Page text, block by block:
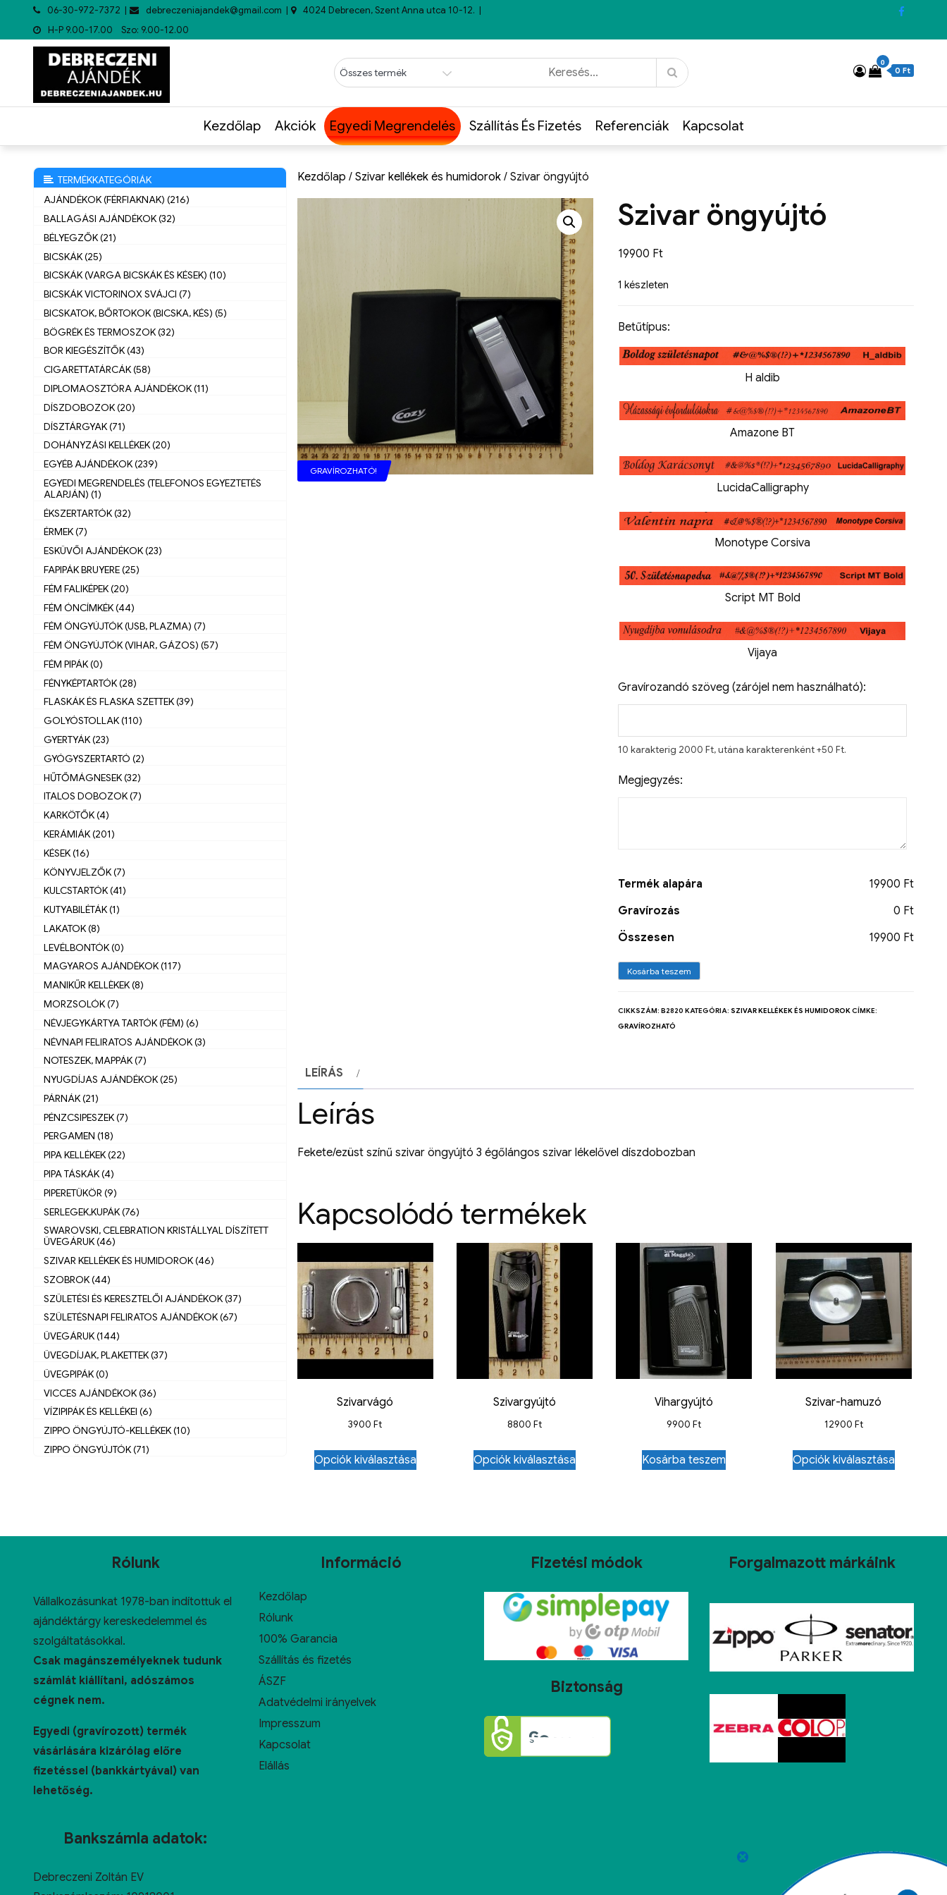
06-30-972-7372 debreczeniajandek@gmail.com
4024 Debrecen, Szent Anna utca 10-12.
H-P 9.00-17.00 Szo: 9.00-12.00
0
0 Ft
Kezdőlap Akciók Egyedi Megrendelés Szállítás És Fizetés Referenciák Kapcsolat
Kezdőlap / Szivar kellékek és humidorok / Szivar öngyújtó
GRAVÍROZHATÓ!
Szivar öngyújtó
19900 Ft
1 készleten
Betűtípus:
H aldib
Amazone BT
LucidaCalligraphy
Monotype Corsiva
Script MT Bold
Vijaya
Gravírozandó szöveg (zárójel nem használható):
10 karakterig 2000 Ft, utána karakterenként +50 Ft.
Megjegyzés:
Termék alapára
19900 Ft
Gravírozás
0 Ft
Összesen
19900 Ft
Kosárba teszem
CIKKSZÁM: B2820 KATEGÓRIA: SZIVAR KELLÉKEK ÉS HUMIDOROKCÍMKE:
GRAVÍROZHATÓ
LEÍRÁS
Leírás
Fekete/ezüst színű szivar öngyújtó 3 égőlángos szivar lékelővel díszdobozban
Kapcsolódó termékek
Szivarvágó
3900Ft
Opciók kiválasztása
Szivargyújtó
8800Ft
Opciók kiválasztása
Vihargyújtó
9900Ft
Kosárba teszem
Szivar-hamuzó
12900 Ft
Opciók kiválasztása
TERMÉKKATEGÓRIÁK
AJÁNDÉKOK (FÉRFIAKNAK) (216)
BALLAGÁSI AJÁNDÉKOK (32)
BÉLYEGZŐK (21)
BICSKÁK (25)
BICSKÁK (VARGA BICSKÁK ÉS KÉSEK) (10)
BICSKÁK VICTORINOX SVÁJCI (7)
BICSKATOK, BŐRTOKOK (BICSKA, KÉS) (5)
BÖGRÉK ÉS TERMOSZOK (32)
BOR KIEGÉSZÍTŐK (43)
CIGARETTATÁRCÁK (58)
DIPLOMAOSZTÓRA AJÁNDÉKOK (11)
DÍSZDOBOZOK (20)
DÍSZTÁRGYAK (71)
DOHÁNYZÁSI KELLÉKEK (20)
EGYÉB AJÁNDÉKOK (239)
EGYEDI MEGRENDELÉS (TELEFONOS EGYEZTETÉS
ALAPJÁN) (1)
ÉKSZERTARTÓK (32)
ÉRMEK (7)
ESKÜVŐI AJÁNDÉKOK (23)
FAPIPÁK BRUYERE (25)
FÉM FALIKÉPEK (20)
FÉM ÓNCÍMKÉK (44)
FÉM ÖNGYÚJTÓK (USB, PLAZMA) (7)
FÉM ÖNGYÚJTÓK (VIHAR, GÁZOS) (57)
FÉM PIPÁK (0)
FÉNYKÉPTARTÓK (28)
FLASKÁK ÉS FLASKA SZETTEK (39)
GOLYÓSTOLLAK (110)
GYERTYÁK (23)
GYÓGYSZERTARTÓ (2)
HŰTŐMÁGNESEK (32)
ITALOS DOBOZOK (7)
KARKÖTŐK (4)
KERÁMIÁK (201)
KÉSEK (16)
KÖNYVJELZŐK (7)
KULCSTARTÓK (41)
KUTYABILÉTÁK (1)
LAKATOK (8)
LEVÉLBONTÓK (0)
MAGYAROS AJÁNDÉKOK (117)
MANIKŰR KELLÈKEK (8)
MORZSOLÓK (7)
NÉVJEGYKÁRTYA TARTÓK (FÉM) (6)
NÉVNAPI FELIRATOS AJÁNDÉKOK (3)
NOTESZEK, MAPPÁK (7)
NYUGDÍJAS AJÁNDÉKOK (25)
PÁRNÁK (21)
PÉNZCSIPESZEK (7)
PERGAMEN (18)
PIPA KELLÉKEK (22)
PIPA TÁSKÁK (4)
PIPERETÜKÖR (9)
SERLEGEK,KUPÁK (76)
SWAROVSKI, CELEBRATION KRISTÁLLYAL DÍSZÍTETT
ÜVEGÁRUK (46)
SZIVAR KELLÉKEK ÉS HUMIDOROK (46)
SZOBROK (44)
SZÜLETÉSI ÉS KERESZTELŐI AJÁNDÉKOK (37)
SZÜLETÉSNAPI FELIRATOS AJÁNDÉKOK (67)
ÜVEGÁRUK (144)
ÜVEGDÍJAK, PLAKETTEK (37)
ÜVEGPIPÁK (0)
VICCES AJÁNDÉKOK (36)
VÍZIPIPÁK ÉS KELLÉKEI (6)
ZIPPO ÖNGYÚJTÓ-KELLÉKEK (10)
ZIPPO ÖNGYÚJTÓK (71)
Rólunk
Vállalkozásunkat 1978-ban indítottuk el
ajándéktárgy kereskedelemmel és
szolgáltatásokkal.
Csak magánszemélyeknek tudunk
számlát kiállítani, adószámos
cégnek nem.
Egyedi (gravírozott) termék
vásárlására kizárólag előre
fizetéssel (bankkártyával) van
lehetőség.
Bankszámla adatok:
Debreczeni Zoltán EV
Információ
Kezdőlap
Rólunk
100% Garancia
Szállítás és fizetés
ÁSZF
Adatvédelmi irányelvek
Impresszum
Kapcsolat
Elállás
Fizetési módok
Biztonság
Forgalmazott márkáink